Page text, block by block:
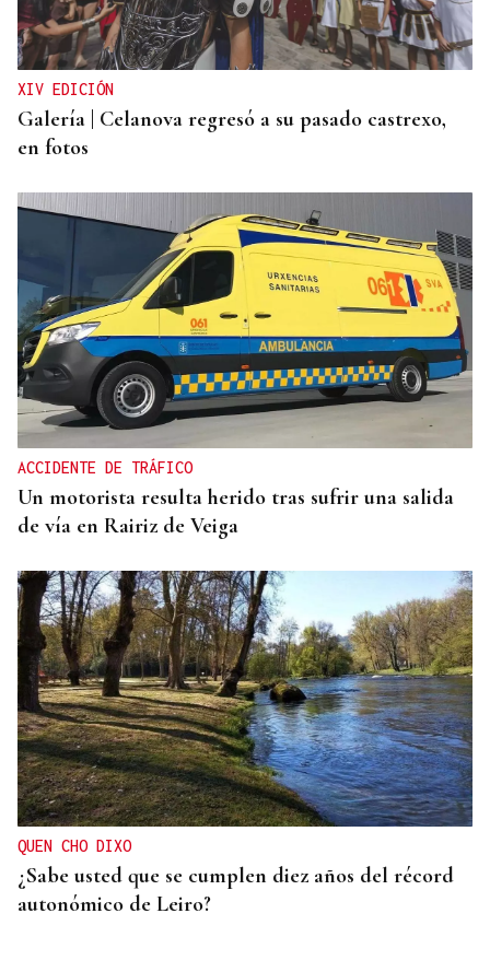
Unicef asegura que "faltan menores por registrar"
en Ceuta y pide analizar caso por caso
XIV EDICIÓN
Galería | Celanova regresó a su pasado castrexo,
en fotos
ACCIDENTE DE TRÁFICO
Un motorista resulta herido tras sufrir una salida
de vía en Rairiz de Veiga
QUEN CHO DIXO
¿Sabe usted que se cumplen diez años del récord
autonómico de Leiro?